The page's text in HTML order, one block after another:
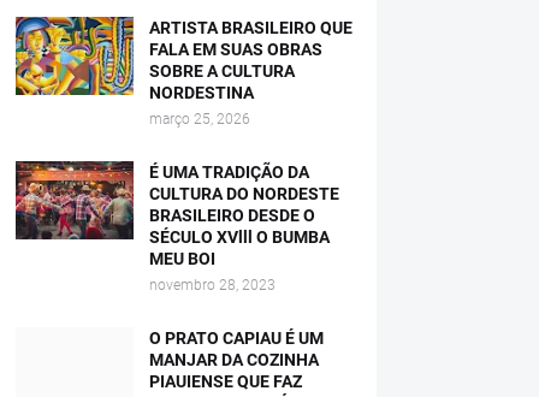
ARTISTA BRASILEIRO QUE
FALA EM SUAS OBRAS
SOBRE A CULTURA
NORDESTINA
março 25, 2026
É UMA TRADIÇÃO DA
CULTURA DO NORDESTE
BRASILEIRO DESDE O
SÉCULO XVlll O BUMBA
MEU BOI
novembro 28, 2023
O PRATO CAPIAU É UM
MANJAR DA COZINHA
PIAUIENSE QUE FAZ